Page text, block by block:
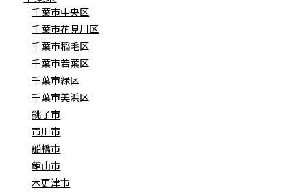
千葉市中央区
千葉市花見川区
千葉市稲毛区
千葉市若葉区
千葉市緑区
千葉市美浜区
銚子市
市川市
船橋市
館山市
木更津市